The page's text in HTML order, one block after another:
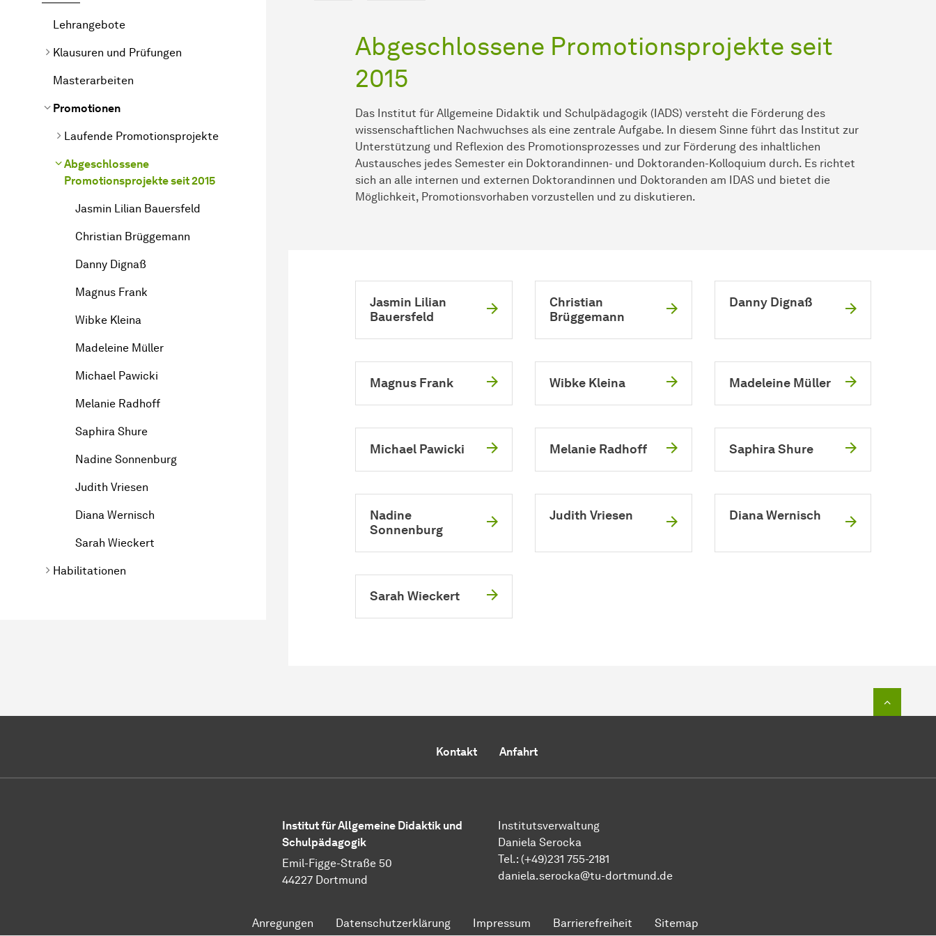
Lehrangebote
Klausuren und Prüfungen
Masterarbeiten
Promotionen
Laufende Promotionsprojekte
Abgeschlossene
Promotionsprojekte seit 2015
Jasmin Lilian Bauersfeld
Christian Brüggemann
Danny Dignaß
Magnus Frank
Wibke Kleina
Madeleine Müller
Michael Pawicki
Melanie Radhoff
Saphira Shure
Nadine Sonnenburg
Judith Vriesen
Diana Wernisch
Sarah Wieckert
Habilitationen
Abgeschlossene Promotionsprojekte seit
2015
Das Institut für Allgemeine Didaktik und Schulpädagogik (IADS) versteht die Förderung des
wissenschaftlichen Nachwuchses als eine zentrale Aufgabe. In diesem Sinne führt das Institut zur
Unterstützung und Reflexion des Promotionsprozesses und zur Förderung des inhaltlichen
Austausches jedes Semester ein Doktorandinnen- und Doktoranden-Kolloquium durch. Es richtet
sich an alle internen und externen Doktorandinnen und Doktoranden am IDAS und bietet die
Möglichkeit, Promotionsvorhaben vorzustellen und zu diskutieren.
Jasmin Lilian
Bauersfeld
Christian
Brüggemann
Danny Dignaß
Magnus Frank Wibke Kleina Madeleine Müller
Michael Pawicki Melanie Radhoff Saphira Shure
Nadine
Sonnenburg
Judith Vriesen Diana Wernisch
Sarah Wieckert
Kontakt Anfahrt
Institut für Allgemeine Didaktik und
Schulpädagogik
Emil-Figge-Straße 50
44227 Dortmund
Institutsverwaltung
Daniela Serocka
Tel.: (+49)231 755-2181
​​​​​​​daniela.serocka@tu-dortmund.de
Anregungen Datenschutzerklärung Impressum Barrierefreiheit Sitemap